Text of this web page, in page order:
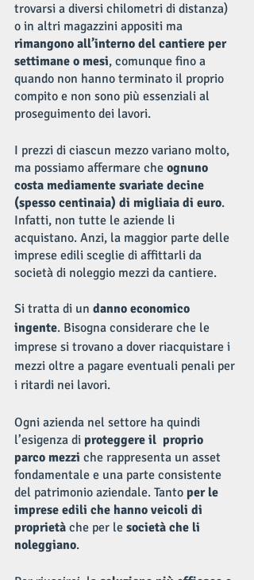
trovarsi a diversi chilometri di distanza)
o in altri magazzini appositi ma
rimangono all’interno del cantiere per
settimane o mesi, comunque fino a
quando non hanno terminato il proprio
compito e non sono più essenziali al
proseguimento dei lavori.
I prezzi di ciascun mezzo variano molto,
ma possiamo affermare che ognuno
costa mediamente svariate decine
(spesso centinaia) di migliaia di euro.
Infatti, non tutte le aziende li
acquistano. Anzi, la maggior parte delle
imprese edili sceglie di affittarli da
società di noleggio mezzi da cantiere.
Si tratta di un danno economico
ingente. Bisogna considerare che le
imprese si trovano a dover riacquistare i
mezzi oltre a pagare eventuali penali per
i ritardi nei lavori.
Ogni azienda nel settore ha quindi
l’esigenza di proteggere il  proprio
parco mezzi che rappresenta un asset
fondamentale e una parte consistente
del patrimonio aziendale. Tanto per le
imprese edili che hanno veicoli di
proprietà che per le società che li
noleggiano.